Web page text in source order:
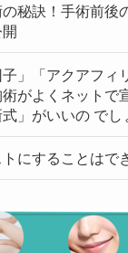
秘訣！手術前後
子」「アクアフィ
がよくネットで
」がいいの でし
にすることはで